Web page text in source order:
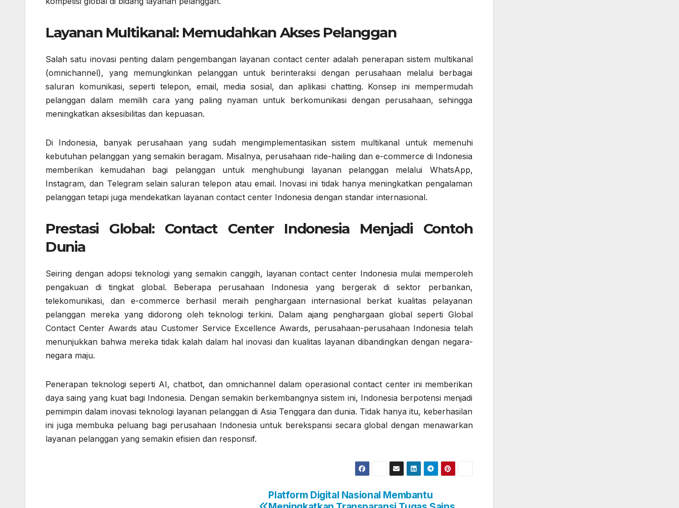
Layanan Multikanal: Memudahkan Akses Pelanggan
Salah satu inovasi penting dalam pengembangan layanan contact center adalah penerapan sistem multikanal
(omnichannel), yang memungkinkan pelanggan untuk berinteraksi dengan perusahaan melalui berbagai
saluran komunikasi, seperti telepon, email, media sosial, dan aplikasi chatting. Konsep ini mempermudah
pelanggan dalam memilih cara yang paling nyaman untuk berkomunikasi dengan perusahaan, sehingga
meningkatkan aksesibilitas dan kepuasan.
Di Indonesia, banyak perusahaan yang sudah mengimplementasikan sistem multikanal untuk memenuhi
kebutuhan pelanggan yang semakin beragam. Misalnya, perusahaan ride-hailing dan e-commerce di Indonesia
memberikan kemudahan bagi pelanggan untuk menghubungi layanan pelanggan melalui WhatsApp,
Instagram, dan Telegram selain saluran telepon atau email. Inovasi ini tidak hanya meningkatkan pengalaman
pelanggan tetapi juga mendekatkan layanan contact center Indonesia dengan standar internasional.
Prestasi Global: Contact Center Indonesia Menjadi Contoh
Dunia
Seiring dengan adopsi teknologi yang semakin canggih, layanan contact center Indonesia mulai memperoleh
pengakuan di tingkat global. Beberapa perusahaan Indonesia yang bergerak di sektor perbankan,
telekomunikasi, dan e-commerce berhasil meraih penghargaan internasional berkat kualitas pelayanan
pelanggan mereka yang didorong oleh teknologi terkini. Dalam ajang penghargaan global seperti Global
Contact Center Awards atau Customer Service Excellence Awards, perusahaan-perusahaan Indonesia telah
menunjukkan bahwa mereka tidak kalah dalam hal inovasi dan kualitas layanan dibandingkan dengan negara-
negara maju.
Penerapan teknologi seperti AI, chatbot, dan omnichannel dalam operasional contact center ini memberikan
daya saing yang kuat bagi Indonesia. Dengan semakin berkembangnya sistem ini, Indonesia berpotensi menjadi
pemimpin dalam inovasi teknologi layanan pelanggan di Asia Tenggara dan dunia. Tidak hanya itu, keberhasilan
ini juga membuka peluang bagi perusahaan Indonesia untuk berekspansi secara global dengan menawarkan
layanan pelanggan yang semakin efisien dan responsif.
Platform Digital Nasional Membantu